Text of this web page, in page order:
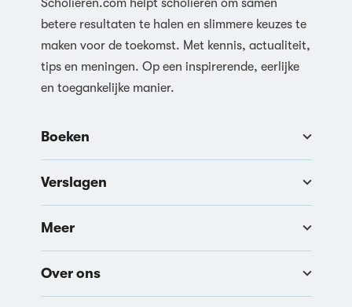
Scholieren.com helpt scholieren om samen
betere resultaten te halen en slimmere keuzes te
maken voor de toekomst. Met kennis, actualiteit,
tips en meningen. Op een inspirerende, eerlijke
en toegankelijke manier.
Boeken
Verslagen
Meer
Over ons